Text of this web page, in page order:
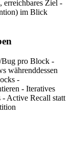
erreichbares Ziel -
im Blick
Bug pro Block -
währenddessen
-
- Iteratives
Active Recall statt